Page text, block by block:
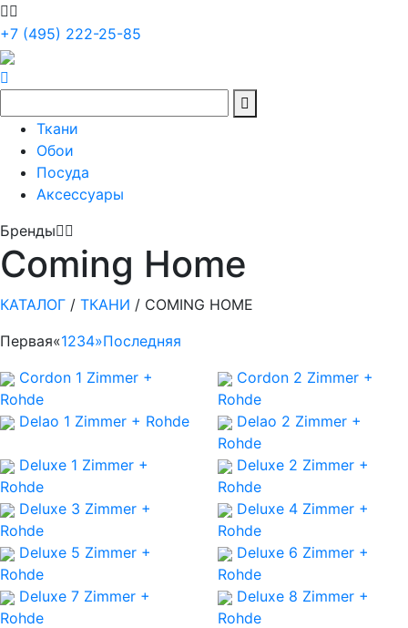
+7 (495) 222-25-85
Ткани
Обои
Посуда
Аксессуары
Бренды
Coming Home
КАТАЛОГ / ТКАНИ / COMING HOME
Первая«1234»Последняя
Cordon 1 Zimmer +
Rohde
Cordon 2 Zimmer +
Rohde
Delao 1 Zimmer + Rohde Delao 2 Zimmer +
Rohde
Deluxe 1 Zimmer +
Rohde
Deluxe 2 Zimmer +
Rohde
Deluxe 3 Zimmer +
Rohde
Deluxe 4 Zimmer +
Rohde
Deluxe 5 Zimmer +
Rohde
Deluxe 6 Zimmer +
Rohde
Deluxe 7 Zimmer +
Rohde
Deluxe 8 Zimmer +
Rohde